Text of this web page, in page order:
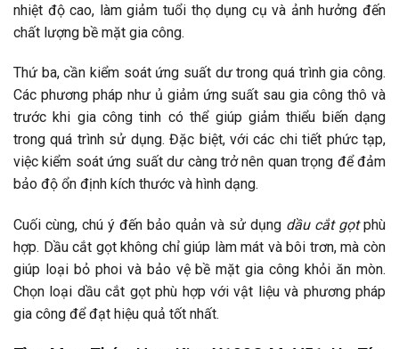
nhiệt độ cao, làm giảm tuổi thọ dụng cụ và ảnh hưởng đến
chất lượng bề mặt gia công.
Thứ ba, cần kiểm soát ứng suất dư trong quá trình gia công.
Các phương pháp như ủ giảm ứng suất sau gia công thô và
trước khi gia công tinh có thể giúp giảm thiểu biến dạng
trong quá trình sử dụng. Đặc biệt, với các chi tiết phức tạp,
việc kiểm soát ứng suất dư càng trở nên quan trọng để đảm
bảo độ ổn định kích thước và hình dạng.
Cuối cùng, chú ý đến bảo quản và sử dụng dầu cắt gọtphù
hợp. Dầu cắt gọt không chỉ giúp làm mát và bôi trơn, mà còn
giúp loại bỏ phoi và bảo vệ bề mặt gia công khỏi ăn mòn.
Chọn loại dầu cắt gọt phù hợp với vật liệu và phương pháp
gia công để đạt hiệu quả tốt nhất.